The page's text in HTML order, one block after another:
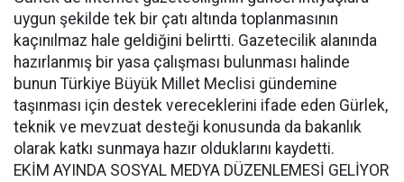
uygun şekilde tek bir çatı altında toplanmasının
kaçınılmaz hale geldiğini belirtti. Gazetecilik alanında
hazırlanmış bir yasa çalışması bulunması halinde
bunun Türkiye Büyük Millet Meclisi gündemine
taşınması için destek vereceklerini ifade eden Gürlek,
teknik ve mevzuat desteği konusunda da bakanlık
olarak katkı sunmaya hazır olduklarını kaydetti.
EKİM AYINDA SOSYAL MEDYA DÜZENLEMESİ GELİYOR